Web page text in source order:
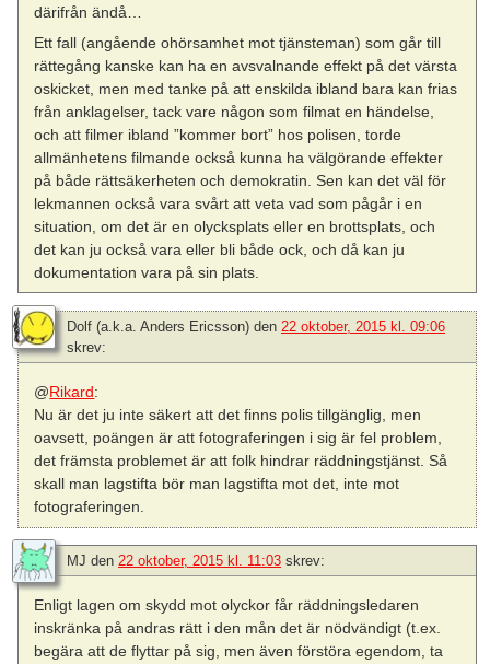
därifrån ändå…
Ett fall (angående ohörsamhet mot tjänsteman) som går till
rättegång kanske kan ha en avsvalnande effekt på det värsta
oskicket, men med tanke på att enskilda ibland bara kan frias
från anklagelser, tack vare någon som filmat en händelse,
och att filmer ibland ”kommer bort” hos polisen, torde
allmänhetens filmande också kunna ha välgörande effekter
på både rättsäkerheten och demokratin. Sen kan det väl för
lekmannen också vara svårt att veta vad som pågår i en
situation, om det är en olycksplats eller en brottsplats, och
det kan ju också vara eller bli både ock, och då kan ju
dokumentation vara på sin plats.
Dolf (a.k.a. Anders Ericsson) den 22 oktober, 2015 kl. 09:06
skrev:
@Rikard:
Nu är det ju inte säkert att det finns polis tillgänglig, men
oavsett, poängen är att fotograferingen i sig är fel problem,
det främsta problemet är att folk hindrar räddningstjänst. Så
skall man lagstifta bör man lagstifta mot det, inte mot
fotograferingen.
MJ den 22 oktober, 2015 kl. 11:03 skrev:
Enligt lagen om skydd mot olyckor får räddningsledaren
inskränka på andras rätt i den mån det är nödvändigt (t.ex.
begära att de flyttar på sig, men även förstöra egendom, ta